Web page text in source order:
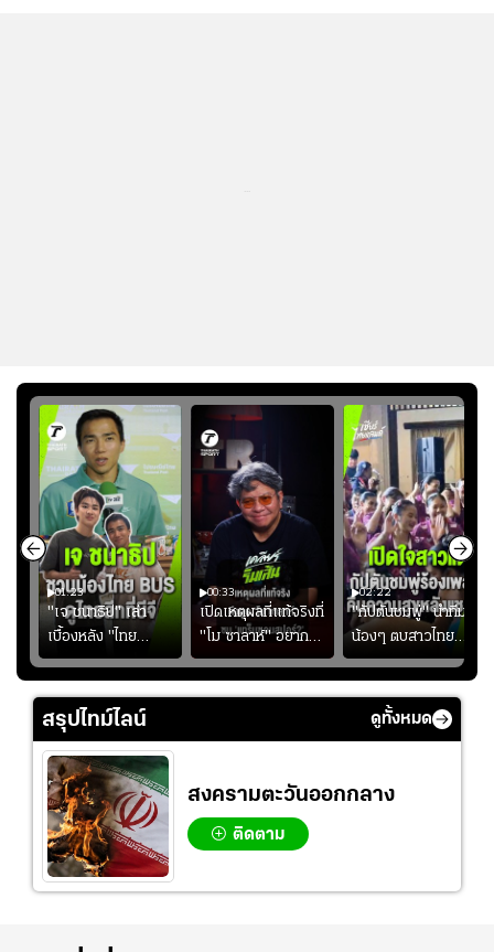
01:23
"เจ ชนาธิป" เล่า
เบื้องหลัง "ไทย
BUS" บังเอิญเจอขอ
ถ่ายรูปที่ฟู้ดแลนด์
00:33
เปิดเหตุผลที่แท้จริงที่
"โม ซาลาห์" อยาก
ย้ายซบ "แทร็บซอนส
ปอร์"
02:22
"กัปตันชมพู่" นำทีม
น้องๆ ตบสาวไทย
ปล่อยจอย โชว์ลูกคอ
สเต็ปเต้น "เปิดใจ
สาวแต"
สรุปไทม์ไลน์ ดูทั้งหมด
สงครามตะวันออกกลาง
ติดตาม